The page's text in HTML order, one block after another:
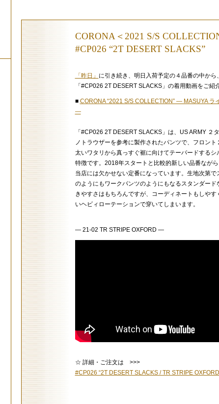
CORONA＜2021 S/S
#CP026 “2T DESERT SLACKS”
「昨日」 に引き続き、明日入荷予定の４品番の中から
「#CP026 2T DESERT SLACKS」の着用動画をご紹
■ CORONA “2021 S/S COLLECTION” — MASUYA ラ
—
「#CP026 2T DESERT SLACKS」は、US ARMY ２
ノトラウザーを参考に製作されたパンツで、フロント
太いワタリから真っすぐ裾に向けてテーパードするシ
特徴です。2018年スタートと比較的新しい品番なが
当店には欠かせない定番になっています。生地次第で
のようにもワークパンツのようにもなるスタンダード
きやすさはもちろんですが、コーディネートもしやす
いヘビィローテーションで穿いてしまいます。
— 21-02 TR STRIPE OXFORD —
☆ 詳細・ご注文は >>>
#CP026 “2T DESERT SLACKS / TR STRIPE